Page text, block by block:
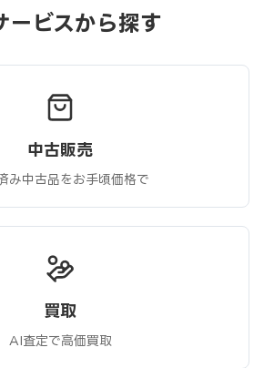
ービスから探す
中古販売
み中古品をお手頃価格で
買取
AI査定で高価買取